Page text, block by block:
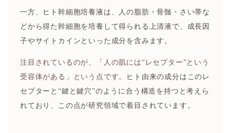
一方、ヒト幹細胞培養液は、人の脂肪・骨髄・さい帯な
どから得た幹細胞を培養して得られる上清液で、成長因
子やサイトカインといった成分を含みます。
注目されているのが、「人の肌には“レセプター”という
受容体がある」という点です。
ヒト由来の成分はこのレ
セプターと“鍵と鍵穴”のように合う構造を持つと考えら
れており、この点が研究領域で着目されています。